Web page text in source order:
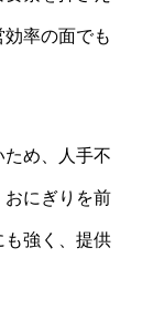
率の面でも
ため、人手不
おにぎりを前
も強く、提供